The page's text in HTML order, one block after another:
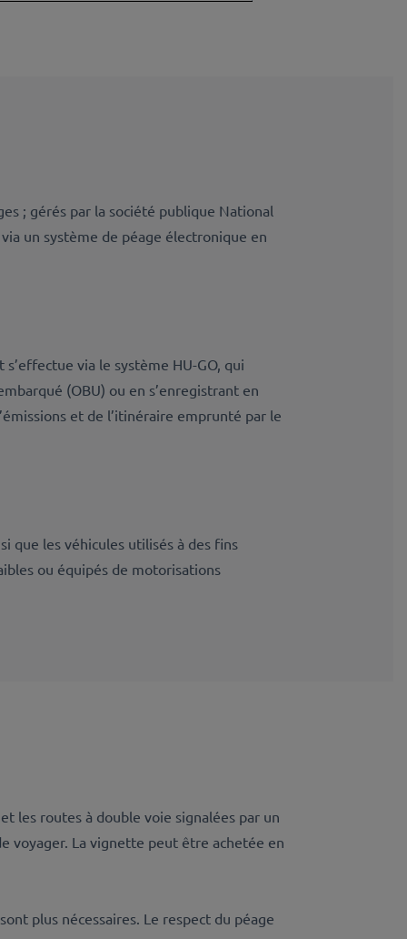
; gérés par la société publique National
un système de péage électronique en
via le système HU-GO, qui
(OBU) ou en s’enregistrant en
et de l’itinéraire emprunté par le
que les véhicules utilisés à des fins
ou équipés de motorisations
les routes à double voie signalées par un
voyager. La vignette peut être achetée en
plus nécessaires. Le respect du péage